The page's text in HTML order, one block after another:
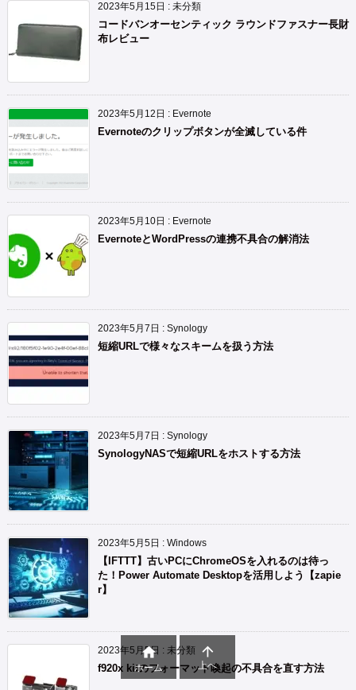
2023年5月15日 : 未分類
コードバンオーセンティック ラウンドファスナー長財
布レビュー
2023年5月12日 : Evernote
Evernoteのクリップボタンが全滅している件
2023年5月10日 : Evernote
EvernoteとWordPressの連携不具合の解消法
2023年5月7日 : Synology
短縮URLで様々なスキームを扱う方法
2023年5月7日 : Synology
SynologyNASで短縮URLをホストする方法
2023年5月5日 : Windows
【IFTTT】古いPCにChromeOSを入れるのは待っ
た！Power Automate Desktopを活用しよう【zapie
r】
2023年5月5日 : 未分類
f920x kitのフォーマット喚起の不具合を直す方法

ホーム

上へ